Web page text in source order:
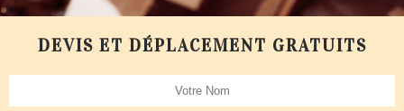
DEVIS ET DÉPLACEMENT GRATUITS